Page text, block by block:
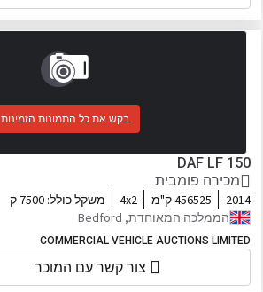
בקש את כל התמונות הזמינות
DAF LF 150
מכירה פומבית
2014 456525 ק"מ 4x2 משקל כולל: 7500 ק
הממלכה המאוחדת, Bedford
COMMERCIAL VEHICLE AUCTIONS LIMITED
צור קשר עם המוכר